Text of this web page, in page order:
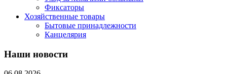
Фиксаторы
Хозяйственные товары
Бытовые принадлежности
Канцелярия
Наши новости